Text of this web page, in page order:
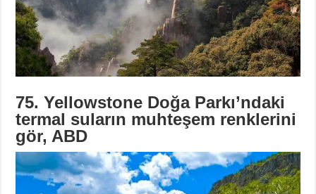
75. Yellowstone Doğa Parkı’ndaki
termal suların muhteşem renklerini
gör, ABD